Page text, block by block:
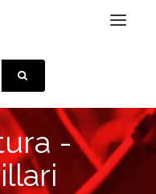
Toggle
-